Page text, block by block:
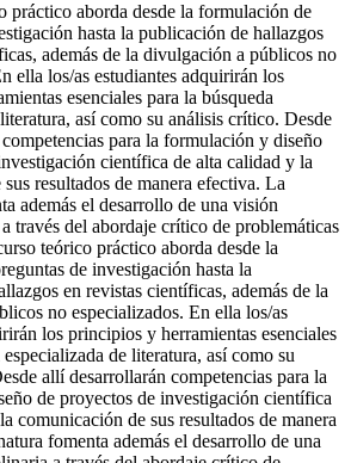
práctico aborda desde la formulación de
hasta la publicación de hallazgos
además de la divulgación a públicos no
ella los/as estudiantes adquirirán los
esenciales para la búsqueda
así como su análisis crítico. Desde
para la formulación y diseño
científica de alta calidad y la
resultados de manera efectiva. La
además el desarrollo de una visión
través del abordaje crítico de problemáticas
teórico práctico aborda desde la
de investigación hasta la
en revistas científicas, además de la
no especializados. En ella los/as
los principios y herramientas esenciales
de literatura, así como su
allí desarrollarán competencias para la
de proyectos de investigación científica
comunicación de sus resultados de manera
fomenta además el desarrollo de una